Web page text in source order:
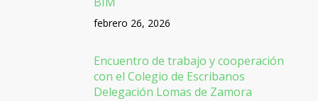
febrero 26, 2026
Encuentro de trabajo y cooperación
con el Colegio de Escribanos
Delegación Lomas de Zamora